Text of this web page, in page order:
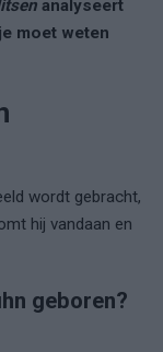
analyseert
moet weten
wordt gebracht,
hij vandaan en
geboren?